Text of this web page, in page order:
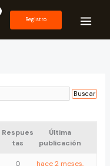
Registro
Respues
tas
Última
publicación
0
hace 2 meses,